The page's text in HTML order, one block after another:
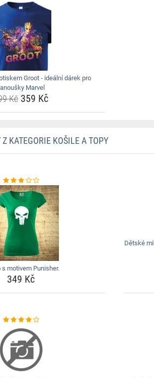
Groot - ideální dárek pro
Marvel
Kč359 Kč
KATEGORIE KOŠILE A TOPY
s motivem Punisher.
349 Kč
Dětské